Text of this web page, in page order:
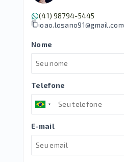
(41) 98794-5445
joao.losano91@gmail.com
Nome
Telefone
E-mail